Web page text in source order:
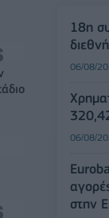
18η
06/08/
06/08/
στην